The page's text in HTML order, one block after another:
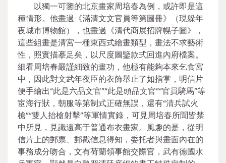
以獨一可鑒的北京畫家周培春為例，或許即是這
種情形。他畫過《滿清文文官員等第圖冊》（現躲年
夜城市博物館），也畫過《清代商展招牌幌子圖》，
這些組畫是清宮一種東西式繪畫類型，畫法不求藝術
性，照實描摹足矣，以尺度圖鑒款式回進內府檔案。
細看周培春嚴謹細致的畫功，他極有能夠本來乞食宮
中，因此對文武年夜臣的衣飾舉止了如指掌，明信片
便手繪出“此是六品文官”“此是頭品文官”“官員騎馬”等
宦海行狀，朝服等第制式正確無誤，還有“清兵試火
槍”“雙人抬槍射擊”等軍情實錄，可見周培春所聞皆禁
中所見，見識遠高于普通布衣畫家。風趣的是，從明
信片上的郵票、郵戳信息得知，委托者與畫面內在的
事務成分吻合，文有荷蘭領事館交際官，武有德國水